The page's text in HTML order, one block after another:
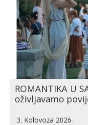
ROMANTIKA U
oživljavamo
3. Kolovoza 2026.